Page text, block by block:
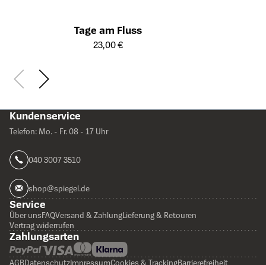
Tage am Fluss
Öffnet die Detailseite des Produkts
23,00 €
Kundenservice
Telefon: Mo. - Fr. 08 - 17 Uhr
040 3007 3510
shop@spiegel.de
Service
Über unsFAQVersand & ZahlungLieferung & Retouren
Vertrag widerrufen
Zahlungsarten
AGBDatenschutzImpressumCookies & TrackingBarrierefreiheit